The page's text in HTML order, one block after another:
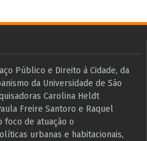
Público e Direito à Cidade, da
da Universidade de São
Carolina Heldt
Freire Santoro e Raquel
foco de atuação o
urbanas e habitacionais,